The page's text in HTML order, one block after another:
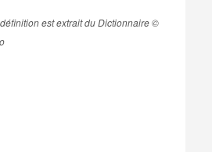
est extrait du Dictionnaire ©